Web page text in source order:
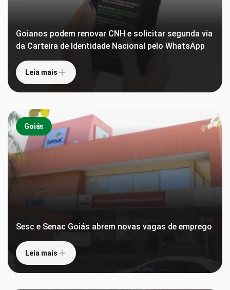
Goianos podem renovar CNH e solicitar segunda via
da Carteira de Identidade Nacional pelo WhatsApp
Leia mais
Goiás
Sesc e Senac Goiás abrem novas vagas de emprego
Leia mais